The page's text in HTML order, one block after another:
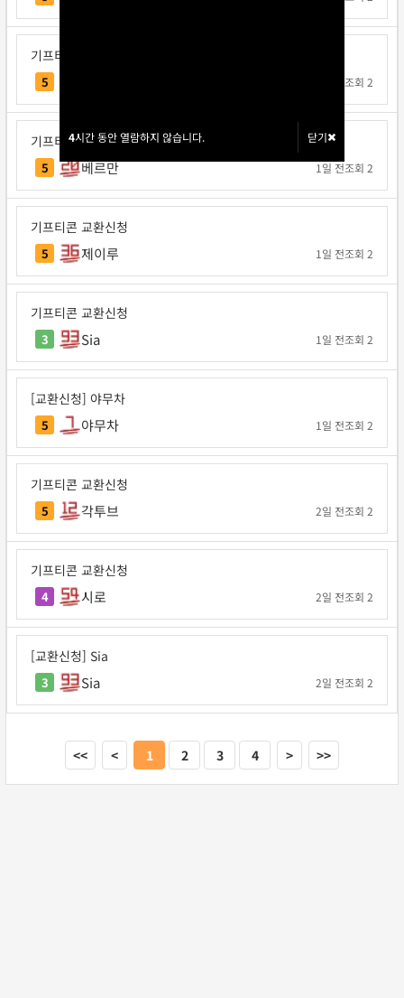
4시간 동안 열람하지 않습니다. 닫기
4시간 동안 열람하지 않습니다. 닫기
기프티콘 교환신청
5 조회 2
기프티콘 교환신청
5 베르만 1일 전조회 2
기프티콘 교환신청
5 제이루 1일 전조회 2
기프티콘 교환신청
3 Sia 1일 전조회 2
[교환신청] 야무차
5 야무차 1일 전조회 2
기프티콘 교환신청
5 각투브 2일 전조회 2
기프티콘 교환신청
4 시로 2일 전조회 2
[교환신청] Sia
3 Sia 2일 전조회 2
<< < 1 2 3 4 > >>